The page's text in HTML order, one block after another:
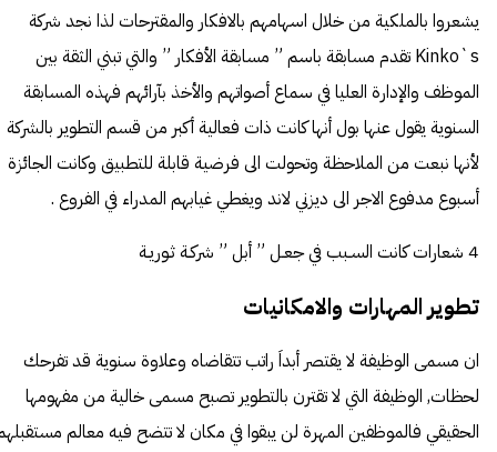
يشعروا بالملكية من خلال اسهامهم بالافكار والمقترحات لذا نجد شركة
Kinko`s تقدم مسابقة باسم ” مسابقة الأفكار ” والتي تبني الثقة بين
الموظف والإدارة العليا في سماع أصواتهم والأخذ بآرائهم فهذه المسابقة
السنوية يقول عنها بول أنها كانت ذات فعالية أكبر من قسم التطوير بالشركة
لأنها نبعت من الملاحظة وتحولت الى فرضية قابلة للتطبيق وكانت الجائزة
أسبوع مدفوع الاجر الى ديزني لاند ويغطي غيابهم المدراء في الفروع .
4 شعارات كانت السـبب في جعـل ” أبل ” شركـة ثـوريـة
تطوير المهارات والامكانيات
ان مسمى الوظيفة لا يقتصر أبداَ راتب تتقاضاه وعلاوة سنوية قد تفرحك
لحظات, الوظيفة التي لا تقترن بالتطوير تصبح مسمى خالية من مفهومها
الحقيقي فالموظفين المهرة لن يبقوا في مكان لا تتضح فيه معالم